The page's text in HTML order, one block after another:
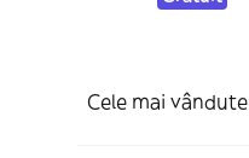
Cele mai vândute